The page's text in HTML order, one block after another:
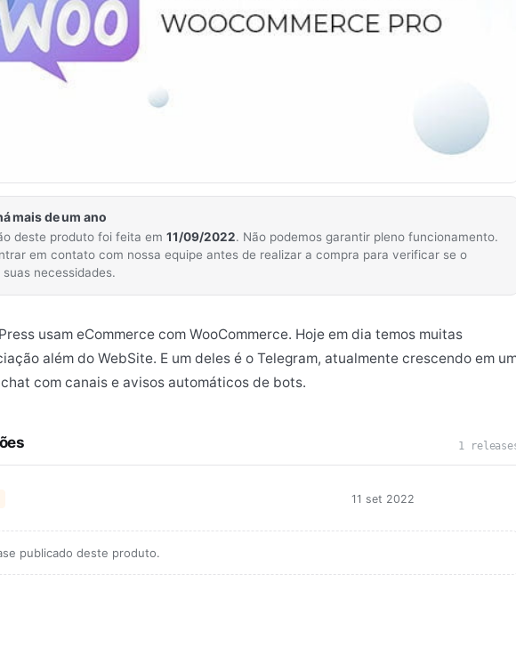
mais de um ano
deste produto foi feita em 11/09/2022. Não podemos garantir pleno funcionamento.
em contato com nossa equipe antes de realizar a compra para verificar se o
necessidades.
usam eCommerce com WooCommerce. Hoje em dia temos muitas
além do WebSite. E um deles é o Telegram, atualmente crescendo em
com canais e avisos automáticos de bots.
1
11 set 2022
publicado deste produto.